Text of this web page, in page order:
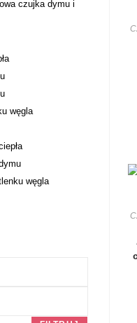
czujka dymu i
węgla
węgla